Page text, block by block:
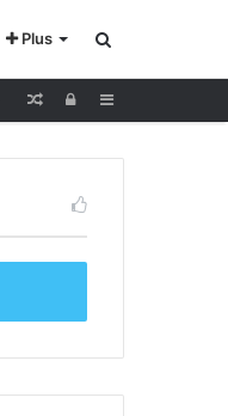
Plus
Sidebar
Se
Lecture